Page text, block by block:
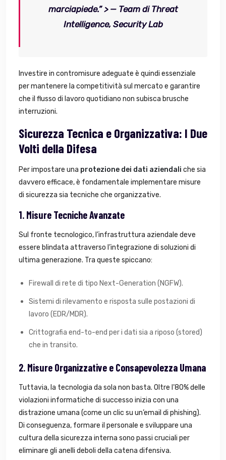
marciapiede.”> — Team di Threat
Intelligence, Security Lab
Investire in contromisure adeguate è quindi essenziale
per mantenere la competitività sul mercato e garantire
che il flusso di lavoro quotidiano non subisca brusche
interruzioni.
Sicurezza Tecnica e Organizzativa: I Due
Volti della Difesa
Per impostare una protezione dei dati aziendali che sia
davvero efficace, è fondamentale implementare misure
di sicurezza sia tecniche che organizzative.
1. Misure Tecniche Avanzate
Sul fronte tecnologico, l’infrastruttura aziendale deve
essere blindata attraverso l’integrazione di soluzioni di
ultima generazione. Tra queste spiccano:
Firewall di rete di tipo Next-Generation (NGFW).
Sistemi di rilevamento e risposta sulle postazioni di
lavoro (EDR/MDR).
Crittografia end-to-end per i dati sia a riposo (stored)
che in transito.
2. Misure Organizzative e Consapevolezza Umana
Tuttavia, la tecnologia da sola non basta. Oltre l’80% delle
violazioni informatiche di successo inizia con una
distrazione umana (come un clic su un’email di phishing).
Di conseguenza, formare il personale e sviluppare una
cultura della sicurezza interna sono passi cruciali per
eliminare gli anelli deboli della catena difensiva.